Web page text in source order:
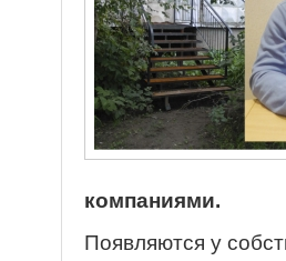
компаниями.
Появляются у